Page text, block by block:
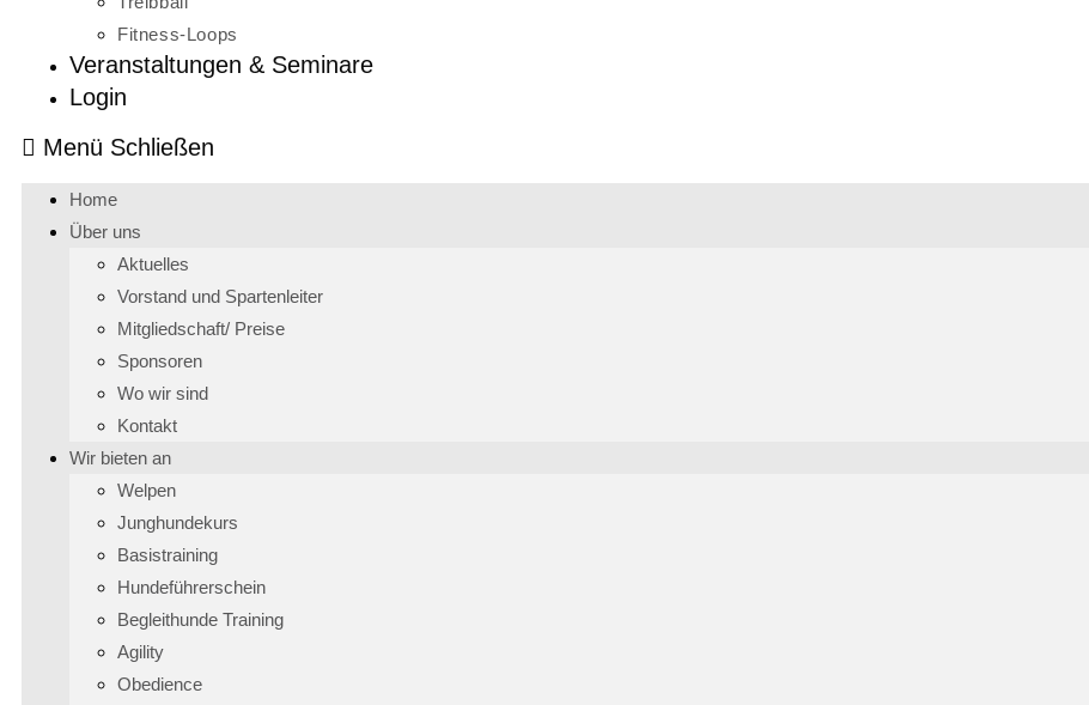
Fitness-Loops
Veranstaltungen & Seminare
Login
Menü Schließen
Home
Über uns
Aktuelles
Vorstand und Spartenleiter
Mitgliedschaft/ Preise
Sponsoren
Wo wir sind
Kontakt
Wir bieten an
Welpen
Junghundekurs
Basistraining
Hundeführerschein
Begleithunde Training
Agility
Obedience